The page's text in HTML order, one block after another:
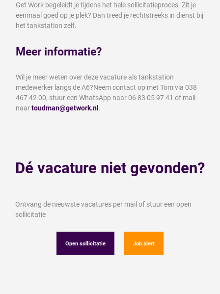
Get Work begeleidt je tijdens het hele sollicitatieproces. Zit je
eenmaal goed op je plek? Dan treed je rechtstreeks in dienst bij
het tankstation zelf.
Meer informatie?
Wil je meer weten over deze vacature als tankstation
medewerker langs de A6?Neem contact op met Tom via 038
467 42 00, stuur een WhatsApp naar 06 83 05 97 41 of mail
naartoudman@getwork.nl.
Dé vacature niet gevonden?
Ontvang de nieuwste vacatures per mail of stuur een open
sollicitatie
Open sollicitatie Job alert